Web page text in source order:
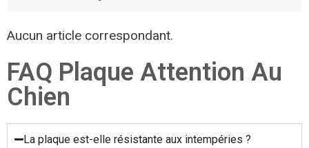
Aucun article correspondant.
FAQ Plaque Attention Au
Chien
La plaque est-elle résistante aux intempéries ?